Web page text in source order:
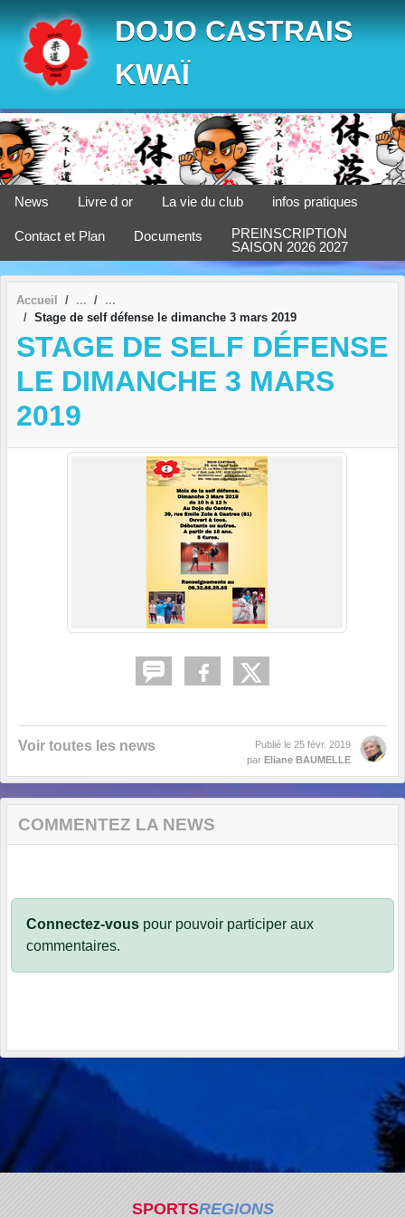
DOJO CASTRAIS
KWAÏ
News Livre d or La vie du club infos pratiques
Contact et Plan Documents
PREINSCRIPTION
SAISON 2026 2027
Accueil
Stage de self défense le dimanche 3 mars 2019
STAGE DE SELF DÉFENSE
LE DIMANCHE 3 MARS
2019
Voir toutes les news Publié le 25 févr. 2019
par Eliane BAUMELLE
COMMENTEZ LA NEWS
Connectez-vous pour pouvoir participer aux
commentaires.
SPORTSREGIONS
Panneau de gestion des cookies